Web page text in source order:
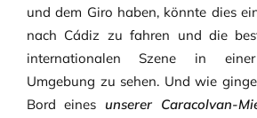
und dem Giro haben, könnte dies
nach Cádiz zu fahren und die
internationalen Szene in einer
Umgebung zu sehen. Und wie
Bord eines unserer Caracolvan-